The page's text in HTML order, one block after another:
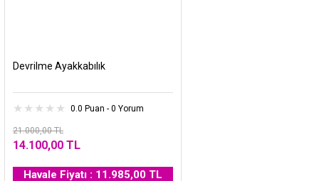
Devrilme Ayakkabılık
0.0 Puan - 0 Yorum
21.000,00 TL
14.100,00 TL
Havale Fiyatı : 11.985,00 TL